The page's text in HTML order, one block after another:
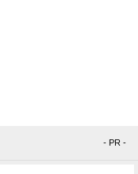
- PR -